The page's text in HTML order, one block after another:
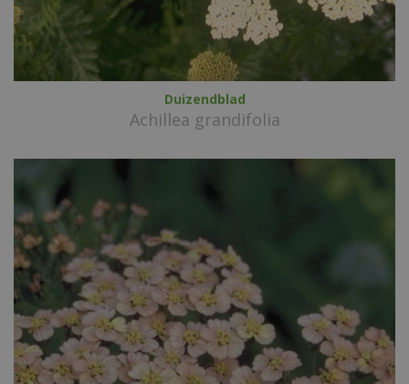
Duizendblad
Achillea grandifolia